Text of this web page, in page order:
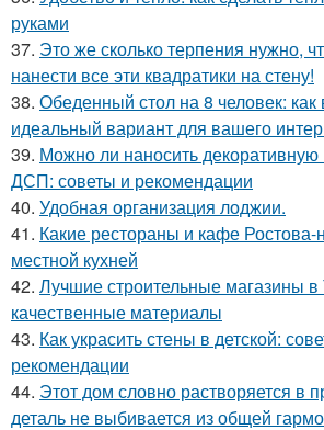
руками
37. Это же сколько терпения нужно,
нанести все эти квадратики на стену!
38. Обеденный стол на 8 человек: как
идеальный вариант для вашего
39. Можно ли наносить декоративную
ДСП: советы и рекомендации
40. Удобная организация лоджии.
41. Какие рестораны и кафе Ростова-
местной кухней
42. Лучшие строительные магазины в
качественные материалы
43. Как украсить стены в детской:
рекомендации
44. Этот дом словно растворяется в
деталь не выбивается из общей